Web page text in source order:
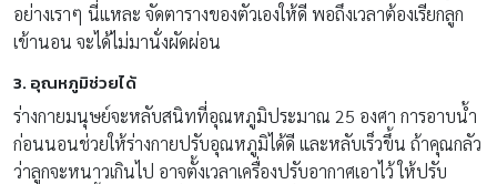
อย่างเราๆ นี่แหละ จัดตารางของตัวเองให้ดี พอถึงเวลาต้องเรียกลูก
เข้านอน จะได้ไม่มานั่งผัดผ่อน
3. อุณหภูมิช่วยได้
ร่างกายมนุษย์จะหลับสนิทที่อุณหภูมิประมาณ 25 องศา การอาบน้ำ
ก่อนนอนช่วยให้ร่างกายปรับอุณหภูมิได้ดี และหลับเร็วขึ้น ถ้าคุณกลัว
ว่าลูกจะหนาวเกินไป อาจตั้งเวลาเครื่องปรับอากาศเอาไว้ ให้ปรับ